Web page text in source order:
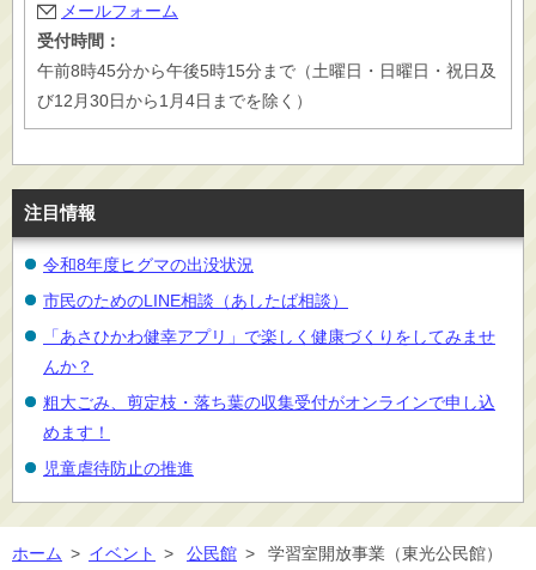
メールフォーム
受付時間：
午前8時45分から午後5時15分まで（土曜日・日曜日・祝日及
び12月30日から1月4日までを除く）
注目情報
令和8年度ヒグマの出没状況
市民のためのLINE相談（あしたば相談）
「あさひかわ健幸アプリ」で楽しく健康づくりをしてみませ
んか？
粗大ごみ、剪定枝・落ち葉の収集受付がオンラインで申し込
めます！
児童虐待防止の推進
ホーム > イベント > 公民館 > 学習室開放事業（東光公民館）